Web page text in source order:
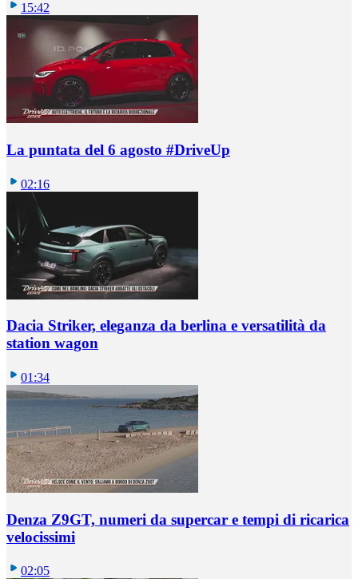
15:42
La puntata del 6 agosto #DriveUp
02:16
Dacia Striker, eleganza da berlina e versatilità da
station wagon
01:34
Denza Z9GT, numeri da supercar e tempi di ricarica
velocissimi
02:05